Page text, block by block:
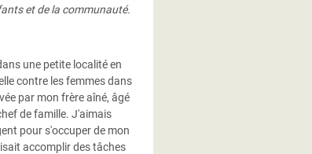
et de la communauté.
une petite localité en
contre les femmes dans
par mon frère aîné, âgé
de famille. J'aimais
pour s'occuper de mon
accomplir des tâches